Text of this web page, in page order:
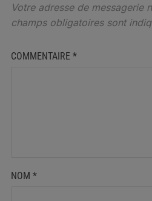
Votre adresse de messagerie
champs obligatoires sont
COMMENTAIRE *
NOM *